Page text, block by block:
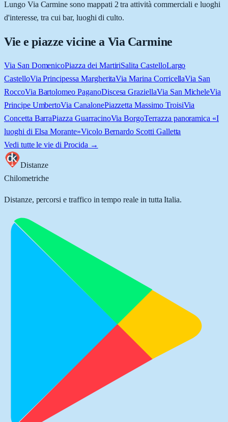
Lungo Via Carmine sono mappati 2 tra attività commerciali e luoghi
d'interesse, tra cui bar, luoghi di culto.
Vie e piazze vicine a Via Carmine
Via San DomenicoPiazza dei MartiriSalita CastelloLargo
CastelloVia Principessa MargheritaVia Marina CorricellaVia San
RoccoVia Bartolomeo PaganoDiscesa GraziellaVia San MicheleVia
Principe UmbertoVia CanalonePiazzetta Massimo TroisiVia
Concetta BarraPiazza GuarracinoVia BorgoTerrazza panoramica «I
luoghi di Elsa Morante»Vicolo Bernardo Scotti Galletta
Vedi tutte le vie di Procida →
Distanze
Chilometriche
Distanze, percorsi e traffico in tempo reale in tutta Italia.